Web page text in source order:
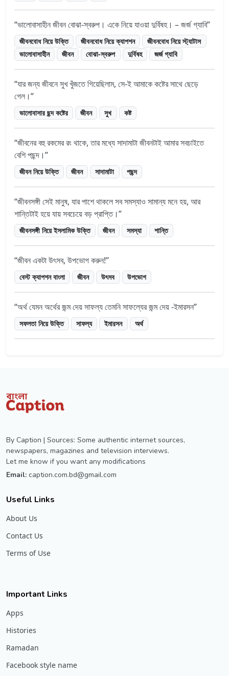
ভালোবাসাহীন জীবন বোঝা-স্বরুপ। একে নিয়ে যাওয়া দুর্বিষহ। – জর্জ গ্যাবি
জীবনবোধ নিয়ে উক্তি জীবনবোধ নিয়ে ক্যাপশন
জীবনবোধ নিয়ে স্ট্যাটাস
ভালোবাসাহীন
জীবন বোঝা-স্বরুপ দুর্বিষহ জর্জ গ্যাবি
যার জন্য জীবনে সুখ খুঁজতে গিয়েছিলাম, সে-ই আমাকে কষ্টের সাথে ছেড়ে
গেল।
ভালোবাসার ছন্দ কষ্টের জীবন সুখ কষ্ট
জীবনের বহু রকমের রং থাকে, তার মধ্যে সাদামাটা জীবনটাই আমার সবচাইতে
বেশি পছন্দ।
জীবন নিয়ে উক্তি জীবন সাদামাটা পছন্দ
জীবনসঙ্গী সেই মানুষ, যার পাশে থাকলে সব সমস্যাও সামান্য মনে হয়, আর
শান্তিটাই হয়ে যায় সবচেয়ে বড় প্রাপ্তি।
জীবনসঙ্গী নিয়ে ইসলামিক উক্তি জীবন সমস্যা শান্তি
জীবন একটা উৎসব, উপভোগ করুন!
বেস্ট ক্যাপশন বাংলা জীবন উৎসব উপভোগ
অর্থ যেমন অর্থের জন্ম দেয় সাফল্য তেমনি সাফল্যের জন্ম দেয় -ইমারসন
সফলতা নিয়ে উক্তি সাফল্য ইমারসন অর্থ
By Caption | Sources: Some authentic internet sources,
newspapers, magazines and television interviews.
Let me know if you want any modifications
Email: caption.com.bd@gmail.com
Useful Links
About Us
Contact Us
Terms of Use
Important Links
Apps
Histories
Ramadan
Facebook style name